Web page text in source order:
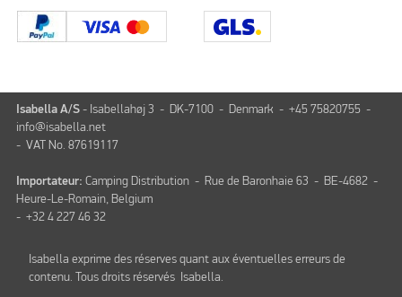
Isabella A/S - Isabellahøj 3 - DK-7100 - Denmark - +45 75820755 -
info@isabella.net
- VAT No. 87619117
Importateur: Camping Distribution - Rue de Baronhaie 63 - BE-4682 -
Heure-Le-Romain, Belgium
- +32 4 227 46 32
Isabella exprime des réserves quant aux éventuelles erreurs de
contenu. Tous droits réservés Isabella.